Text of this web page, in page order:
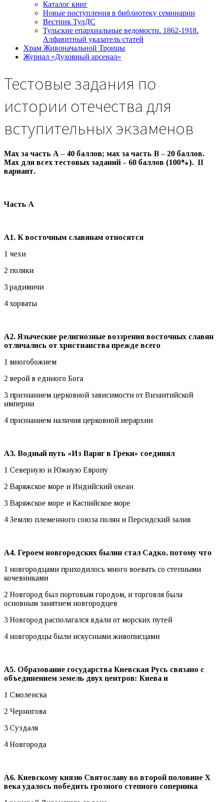
Каталог книг
Новые поступления в библиотеку семинарии
Вестник ТулДС
Тульские епархиальные ведомости. 1862-1918.
Алфавитный указатель статей
Храм Живоначальной Троицы
Журнал «Духовный арсенал»
Тестовые задания по
истории отечества для
вступительных экзаменов
Мах за часть А – 40 баллов; мах за часть В – 20 баллов.
Мах для всех тестовых заданий – 60 баллов (100%). II
вариант.
Часть А
А1. К восточным славянам относятся
1 чехи
2 поляки
3 радимичи
4 хорваты
А2. Языческие религиозные воззрения восточных славян
отличались от христианства прежде всего
1 многобожием
2 верой в единого Бога
3 признанием церковной зависимости от Византийской
империи
4 признанием наличия церковной иерархии
А3. Водный путь «Из Варяг в Греки» соединял
1 Северную и Южную Европу
2 Варяжское море и Индийский океан
3 Варяжское море и Каспийское море
4 Землю племенного союза полян и Персидский залив
А4. Героем новгородских былин стал Садко, потому что
1 новгородцами приходилось много воевать со степными
кочевниками
2 Новгород был портовым городом, и торговля была
основным занятием новгородцев
3 Новгород располагался вдали от морских путей
4 новгородцы были искусными живописцами
А5. Образование государства Киевская Русь связано с
объединением земель двух центров: Киева и
1 Смоленска
2 Чернигова
3 Суздаля
4 Новгорода
А6. Киевскому князю Святославу во второй половине X
века удалось победить грозного степного соперника